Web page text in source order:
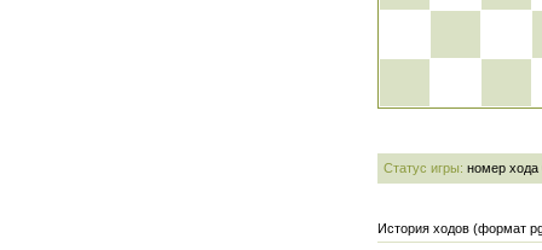
Статус игры: номер хода
История ходов (формат